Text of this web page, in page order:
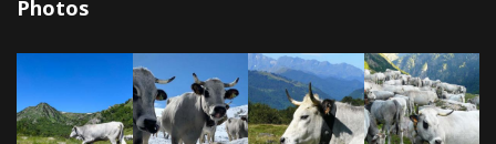
Photos